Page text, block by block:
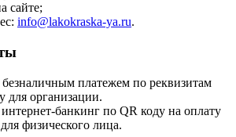
сайте;
info@lakokraska-ya.ru.
безналичным платежем по реквизитам
для организации.
банкинг по QR коду на оплату
физического лица.